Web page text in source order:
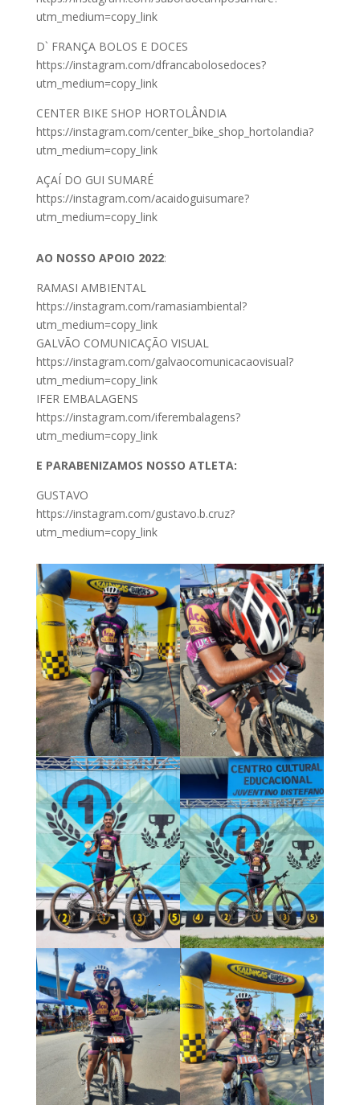
utm_medium=copy_link
D` FRANÇA BOLOS E DOCES
https://instagram.com/dfrancabolosedoces?
utm_medium=copy_link
CENTER BIKE SHOP HORTOLÂNDIA
https://instagram.com/center_bike_shop_hortolandia?
utm_medium=copy_link
AÇAÍ DO GUI SUMARÉ
https://instagram.com/acaidoguisumare?
utm_medium=copy_link
AO NOSSO APOIO 2022:
RAMASI AMBIENTAL
https://instagram.com/ramasiambiental?
utm_medium=copy_link
GALVÃO COMUNICAÇÃO VISUAL
https://instagram.com/galvaocomunicacaovisual?
utm_medium=copy_link
IFER EMBALAGENS
https://instagram.com/iferembalagens?
utm_medium=copy_link
E PARABENIZAMOS NOSSO ATLETA:
GUSTAVO
https://instagram.com/gustavo.b.cruz?
utm_medium=copy_link